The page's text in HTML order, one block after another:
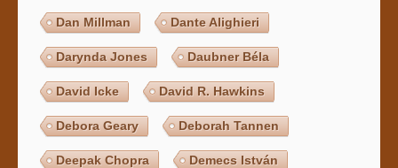
Dan Millman Dante Alighieri
Darynda Jones Daubner Béla
David Icke David R. Hawkins
Debora Geary Deborah Tannen
Deepak Chopra Demecs István